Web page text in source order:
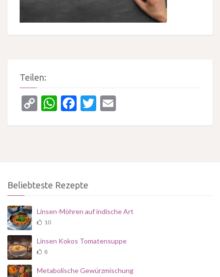
Teilen:
CopyWhatsApp
Facebook
Twitter
Beliebteste Rezepte
Linsen-Möhren auf indische Art
10
Linsen Kokos Tomatensuppe
8
Metabolische Gewürzmischung